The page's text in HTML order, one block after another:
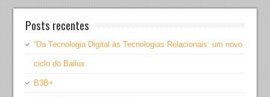
Posts recentes
“Da Tecnologia Digital às Tecnologias Relacionais: um novo
ciclo do Bailux
B3B+